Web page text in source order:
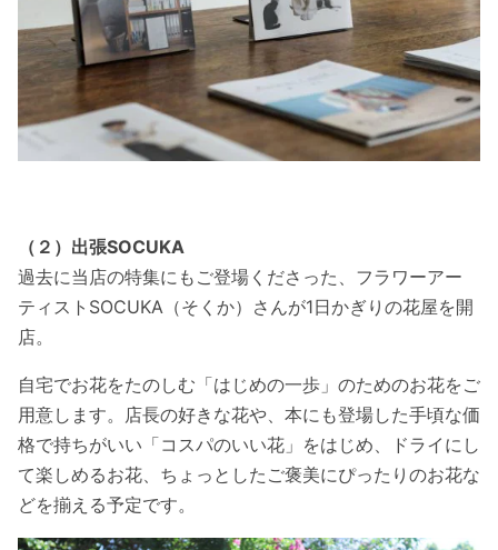
（２）出張SOCUKA
過去に当店の特集にもご登場くださった、フラワーアー
ティストSOCUKA（そくか）さんが1日かぎりの花屋を開
店。
自宅でお花をたのしむ「はじめの一歩」のためのお花をご
用意します。店長の好きな花や、本にも登場した手頃な価
格で持ちがいい「コスパのいい花」をはじめ、ドライにし
て楽しめるお花、ちょっとしたご褒美にぴったりのお花な
どを揃える予定です。